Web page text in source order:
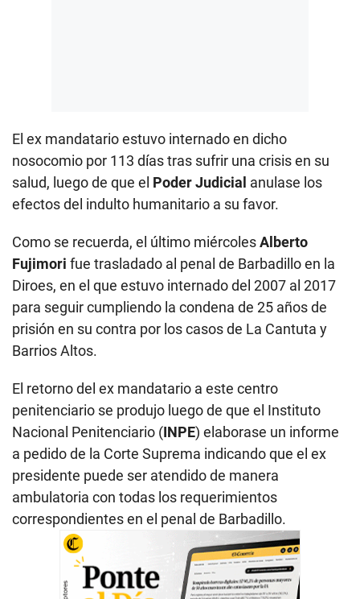
El ex mandatario estuvo internado en dicho
nosocomio por 113 días tras sufrir una crisis en su
salud, luego de que el Poder Judicial anulase los
efectos del indulto humanitario a su favor.
Como se recuerda, el último miércolesAlberto
Fujimori fue trasladado al penal de Barbadillo en la
Diroes, en el que estuvo internado del 2007 al 2017
para seguir cumpliendo la condena de 25 años de
prisión en su contra por los casos de La Cantuta y
Barrios Altos.
El retorno del ex mandatario a este centro
penitenciario se produjo luego de que el Instituto
Nacional Penitenciario (INPE) elaborase un informe
a pedido de la Corte Suprema indicando que el ex
presidente puede ser atendido de manera
ambulatoria con todas los requerimientos
correspondientes en el penal de Barbadillo.